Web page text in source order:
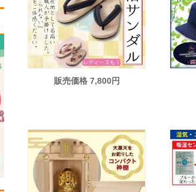
販売価格 7,800円